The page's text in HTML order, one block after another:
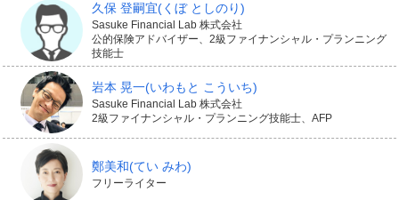
久保 登嗣宜(くぼ としのり)
Sasuke Financial Lab 株式会社
公的保険アドバイザー、2級ファイナンシャル・プランニング
技能士
岩本 晃一(いわもと こういち)
Sasuke Financial Lab 株式会社
2級ファイナンシャル・プランニング技能士、AFP
鄭美和(てい みわ)
フリーライター